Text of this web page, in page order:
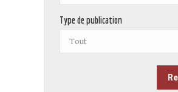
Type de publication